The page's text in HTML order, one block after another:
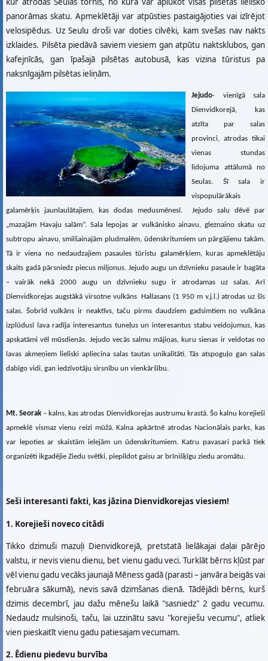
panorāmas skatu. Apmeklētāji var atpūsties pastaigājoties vai izīrējot
velosipēdus. Uz Seulu droši var doties cilvēki, kam svešas nav nakts
izklaides. Pilsēta piedāvā saviem viesiem gan atpūtu naktsklubos, gan
kafejnīcās, gan īpašajā pilsētas autobusā, kas vizina tūristus pa
naksnīgajām pilsētas ieliņām.
Jejudo- vienīgā sala
Dienvidkorejā, kas
atzīta par salas
provinci, atrodas tikai
vienas stundas
lidojuma attālumā no
Seulas. Šī sala ir
vispopulārākais
galamērķis jaunlaulātajiem, kas dodas medusmēnesī. Jejudo salu dēvē par
„mazajām Havaju salām”. Sala lepojas ar vulkānisko ainavu, gleznaino skatu uz
subtropu ainavu, smilšainajām pludmalēm, ūdenskritumiem un pārgājienu takām.
Tā ir viena no nedaudzajiem pasaules tūristu galamērķiem, kuras apmeklētāju
skaits gadā pārsniedz piecus miljonus. Jejudo augu un dzīvnieku pasaule ir bagāta
– vairāk nekā 2000 augu un dzīvnieku sugu ir atrodamas uz salas. Arī
Dienvidkorejas augstākā virsotne vulkāns Hallasans (1 950 m v.j.l.) atrodas uz šīs
salas. Šobrīd vulkāns ir neaktīvs, taču pirms daudziem gadsimtiem no vulkāna
izplūdusī lava radīja interesantus tuneļus un interesantus stabu veidojumus, kas
apskatāmi vēl mūsdienās. Jejudo vecās salmu mājiņas, kuru sienas ir veidotas no
lavas akmeņiem lieliski apliecina salas tautas unikalitāti. Tās atspoguļo gan salas
dabīgo vidi, gan iedzīvotāju sirsnību un vienkāršību.
Mt. Seorak – kalns, kas atrodas Dienvidkorejas austrumu krastā. Šo kalnu korejieši
apmeklē vismaz vienu reizi mūžā. Kalna apkārtnē atrodas Nacionālais parks, kas
var lepoties ar skaistām ielejām un ūdenskritumiem. Katru pavasari parkā tiek
organizēti ikgadējie Ziedu svētki, piepildot gaisu ar brīnišķīgu ziedu aromātu.
Seši interesanti fakti, kas jāzina Dienvidkorejas viesiem!
1. Korejieši noveco citādi
Tikko dzimuši mazuļi Dienvidkorejā, pretstatā lielākajai daļai pārējo
valstu, ir nevis vienu dienu, bet vienu gadu veci. Turklāt bērns kļūst par
vēl vienu gadu vecāks jaunajā Mēness gadā (parasti – janvāra beigās vai
februāra sākumā), nevis savā dzimšanas dienā. Tādējādi bērns, kurš
dzimis decembrī, jau dažu mēnešu laikā "sasniedz" 2 gadu vecumu.
Nedaudz mulsinoši, taču, lai uzzinātu savu "korejiešu vecumu", atliek
vien pieskaitīt vienu gadu patiesajam vecumam.
2. Ēdienu piedevu burvība